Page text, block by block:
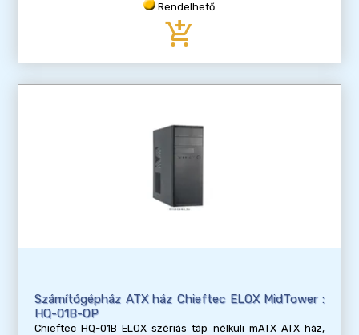
Rendelhető
add_shopping_cart
Számítógépház ATX ház Chieftec ELOX MidTower :
HQ-01B-OP
Chieftec HQ-01B ELOX szériás táp nélküli mATX ATX ház,